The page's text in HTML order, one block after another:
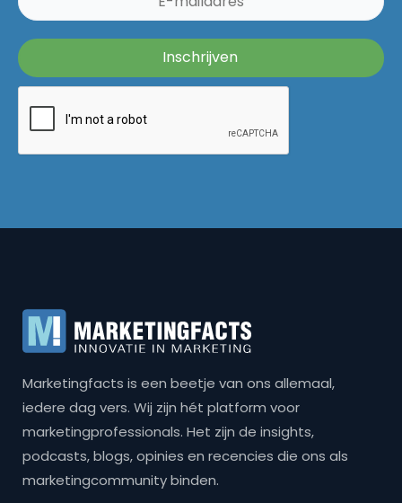
Marketingfacts is een beetje van ons allemaal,
iedere dag vers. Wij zijn hét platform voor
marketingprofessionals. Het zijn de insights,
podcasts, blogs, opinies en recencies die ons als
marketingcommunity binden.